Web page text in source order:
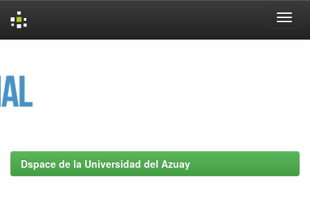
Dspace de la Universidad del Azuay